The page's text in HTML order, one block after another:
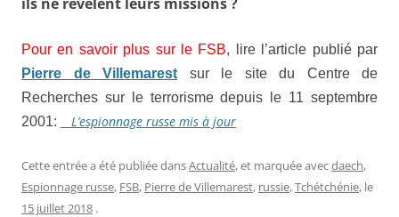
Pour en savoir plus sur le FSB, lire l’article publié par
Pierre de Villemarest sur le site du Centre de
Recherches sur le terrorisme depuis le 11 septembre
2001:
L’espionnage russe mis à jour
Cette entrée a été publiée dansActualité, et marquée avecdaech,
Espionnage russe, FSB, Pierre de Villemarest, russie,Tchétchénie, le
15 juillet 2018 .